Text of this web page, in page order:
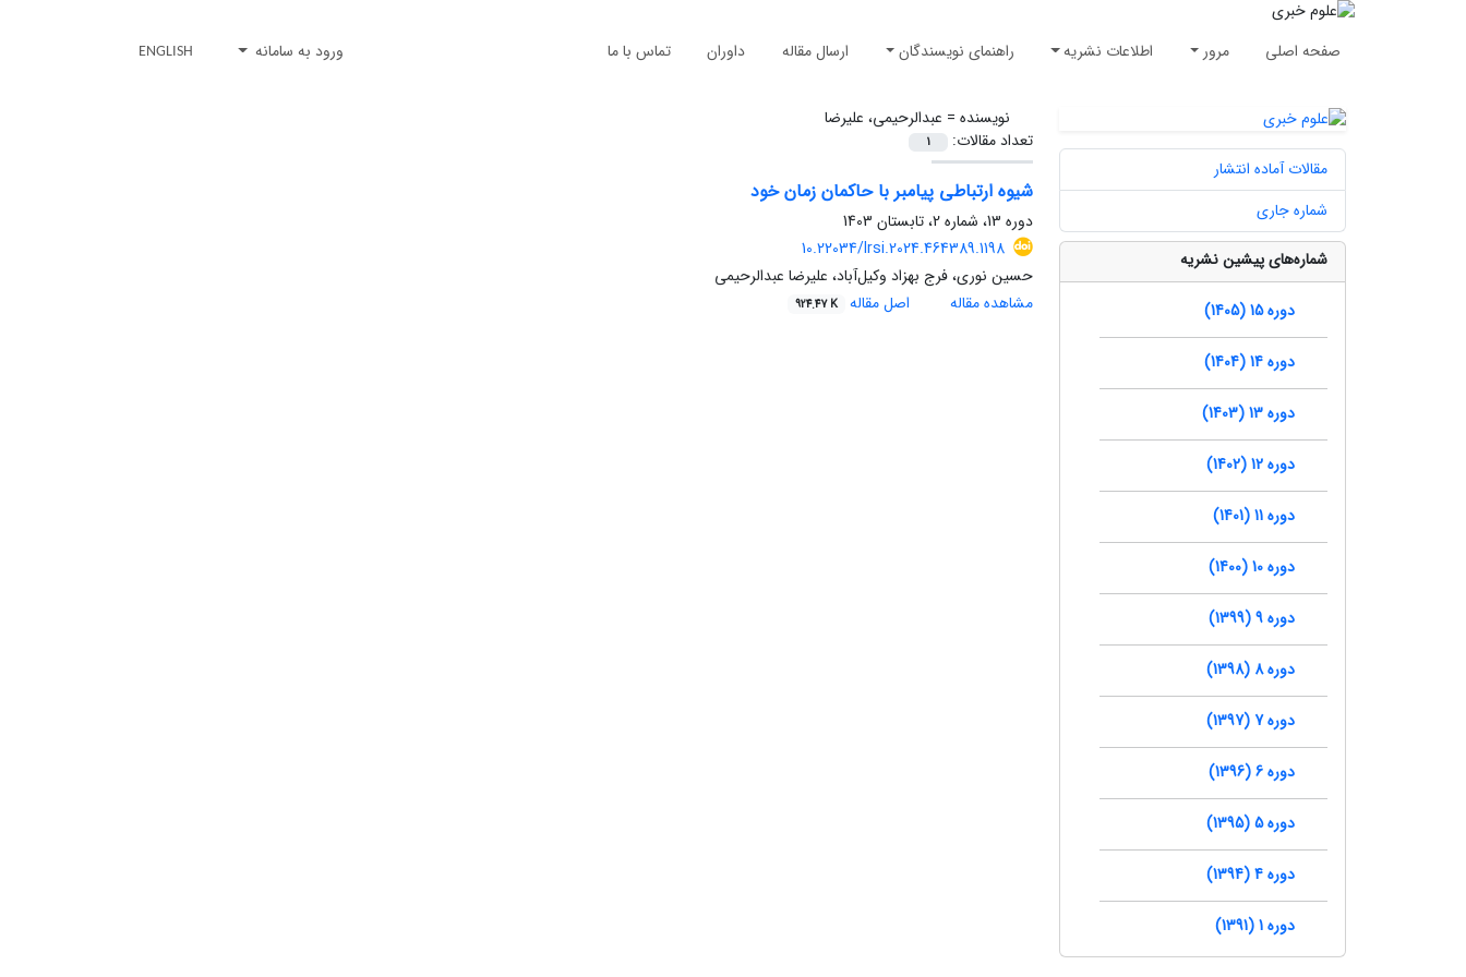
صفحه اصلی مرور اطلاعات نشریه راهنمای نویسندگان ارسال مقاله داوران تماس با ما ورود به سامانه ENGLISH
نویسنده = عبدالرحیمی، علیرضا
تعداد مقالات:
1
شیوه ارتباطی پیامبر با حاکمان زمان خود
دوره 13، شماره 2، تابستان 1403
10.22034/lrsi.2024.464389.1198
حسین نوری، فرج بهزاد وکیل‌آباد، علیرضا عبدالرحیمی
مشاهده مقاله
اصل مقاله 924.47 K
مقالات آماده انتشار
شماره جاری
شماره‌های پیشین نشریه
دوره 15 (1405)
دوره 14 (1404)
دوره 13 (1403)
دوره 12 (1402)
دوره 11 (1401)
دوره 10 (1400)
دوره 9 (1399)
دوره 8 (1398)
دوره 7 (1397)
دوره 6 (1396)
دوره 5 (1395)
دوره 4 (1394)
دوره 1 (1391)